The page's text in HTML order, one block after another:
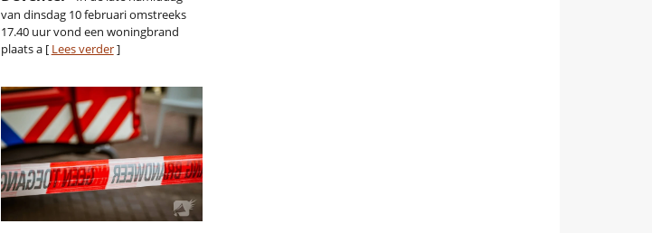
van dinsdag 10 februari omstreeks
17.40 uur vond een woningbrand
plaats a [ Lees verder]